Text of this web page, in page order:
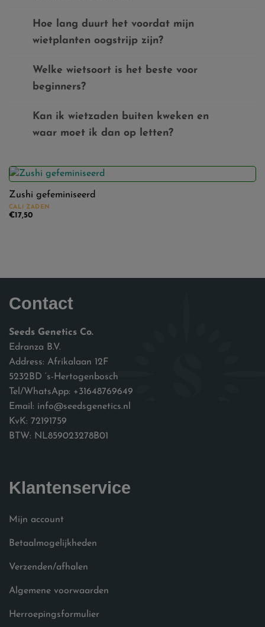
Hoe lang duurt het voordat mijn
wietplanten oogstrijp zijn?
Welke wietsoort is het beste voor
beginners?
Kan ik wietzaden buiten kweken en
waar moet ik dan op letten?
CALI ZADEN
Zushi gefeminiseerd
€17,50
Contact
Seeds Genetics Co.
Edranza B.V.
Address: Afrikalaan 12F
5232BD ‘s-Hertogenbosch
Tel/WhatsApp: +31648769649
Email: info@seedsgenetics.nl
KvK: 72191759
BTW: NL859023278B01
Klantenservice
Mijn account
Betaalmogelijkheden
Verzenden/afhalen
Algemene voorwaarden
Herroepingsformulier